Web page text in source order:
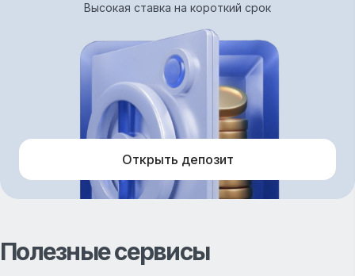
Высокая ставка на короткий срок
Открыть депозит
Полезные сервисы